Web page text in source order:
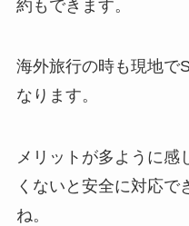
約もできます。
海外旅行の時も現地で
なります。
メリットが多ように感
くないと安全に対応で
ね。